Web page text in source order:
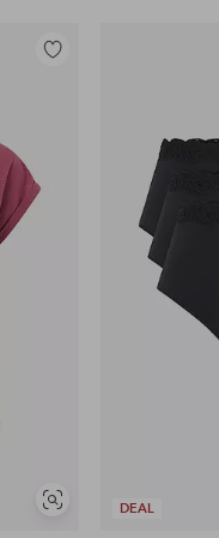
Soortgelijke
Toevoegen
DEAL